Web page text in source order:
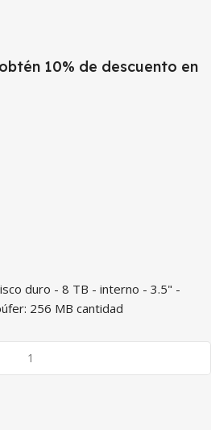
10% de descuento en
duro - 8 TB - interno - 3.5" -
256 MB cantidad